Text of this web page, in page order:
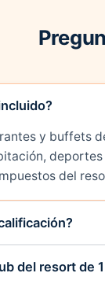
y buffets
del
del resort de